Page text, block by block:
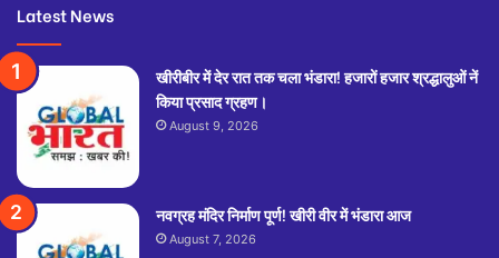
Latest News
खीरीबीर में देर रात तक चला भंडारा! हजारों हजार श्रद्धालुओं नें
किया प्रसाद ग्रहण।
August 9, 2026
नवग्रह मंदिर निर्माण पूर्ण! खीरी वीर में भंडारा आज
August 7, 2026